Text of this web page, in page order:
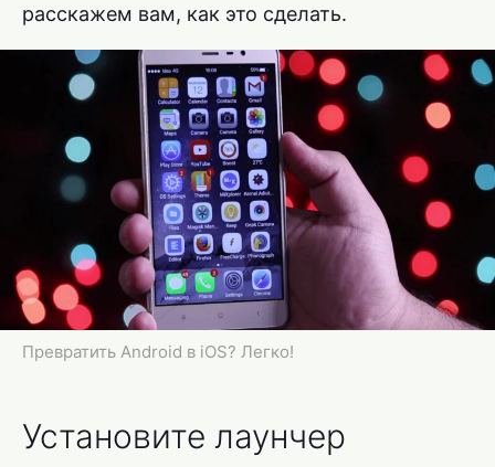
расскажем вам, как это сделать.
Превратить Android в iOS? Легко!
Установите лаунчер